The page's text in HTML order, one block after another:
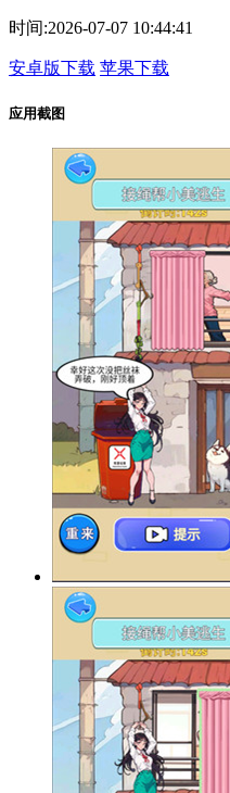
时间:2026-07-07 10:44:41
安卓版下载 苹果下载
应用截图